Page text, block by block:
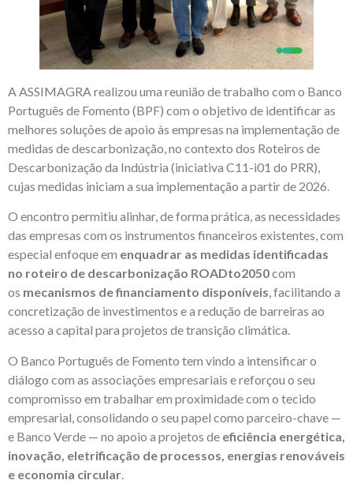
A ASSIMAGRA realizou uma reunião de trabalho com o Banco
Português de Fomento (BPF) com o objetivo de identificar as
melhores soluções de apoio às empresas na implementação de
medidas de descarbonização, no contexto dos Roteiros de
Descarbonização da Indústria (iniciativa C11-i01 do PRR),
cujas medidas iniciam a sua implementação a partir de 2026.
O encontro permitiu alinhar, de forma prática, as necessidades
das empresas com os instrumentos financeiros existentes, com
especial enfoque em enquadrar as medidas identificadas
no roteiro de descarbonização ROADto2050com
os mecanismos de financiamento disponíveis, facilitando a
concretização de investimentos e a redução de barreiras ao
acesso a capital para projetos de transição climática.
O Banco Português de Fomento tem vindo a intensificar o
diálogo com as associações empresariais e reforçou o seu
compromisso em trabalhar em proximidade com o tecido
empresarial, consolidando o seu papel como parceiro-chave —
e Banco Verde — no apoio a projetos de eficiência energética,
inovação, eletrificação de processos, energias renováveis
e economia circular